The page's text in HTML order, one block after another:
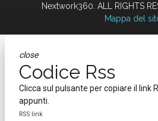
Nextwork360. ALL RIGHTS
Mappa del
close
Codice Rss
Clicca sul pulsante per copiare il link
appunti.
RSS link